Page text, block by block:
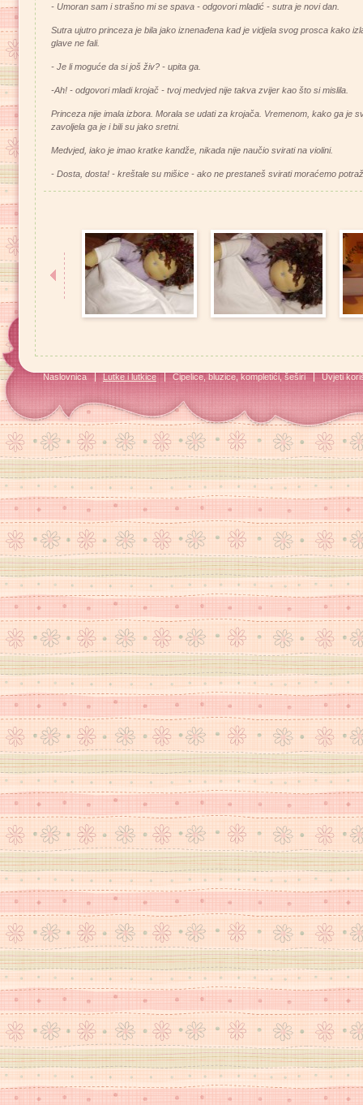
- Umoran sam i strašno mi se spava - odgovori mladić - sutra je novi dan.
Sutra ujutro princeza je bila jako iznenađena kad je vidjela svog prosca kako
glave ne fali.
- Je li moguće da si još živ? - upita ga.
-Ah! - odgovori mladi krojač - tvoj medvjed nije takva zvijer kao što si mislila.
Princeza nije imala izbora. Morala se udati za krojača. Vremenom, kako ga je
zavoljela ga je i bili su jako sretni.
Medvjed, iako je imao kratke kandže, nikada nije naučio svirati na violini.
- Dosta, dosta! - kreštale su mišice - ako ne prestaneš svirati moraćemo
Naslovnica Lutke i lutkice Cipelice, bluzice, kompletići, šeširi Uvjeti